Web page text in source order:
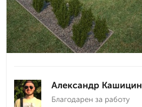
Александр Кашицин
Благодарен за работу